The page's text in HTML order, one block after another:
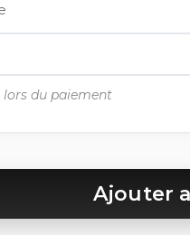
lors du paiement
Ajouter